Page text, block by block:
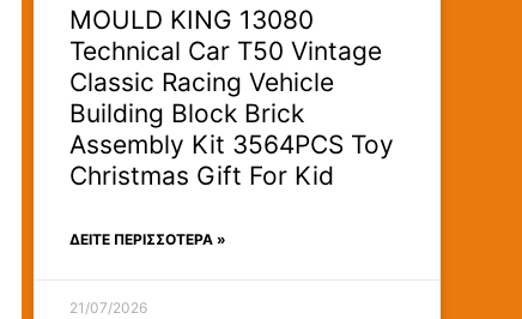
MOULD KING 13080
Technical Car T50 Vintage
Classic Racing Vehicle
Building Block Brick
Assembly Kit 3564PCS Toy
Christmas Gift For Kid
ΔΕΊΤΕ ΠΕΡΙΣΣΟΤΕΡΑ »
21/07/2026